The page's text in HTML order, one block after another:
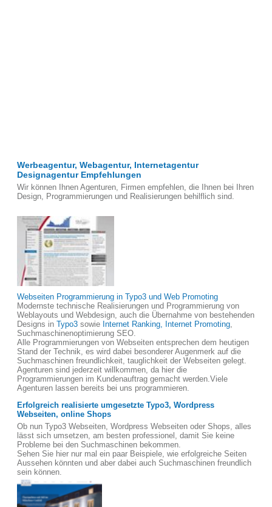
Werbeagentur, Webagentur, Internetagentur
Designagentur Empfehlungen
Wir können Ihnen Agenturen, Firmen empfehlen, die Ihnen bei Ihren
Design, Programmierungen und Realisierungen behilflich sind.
Webseiten Programmierung in Typo3 und Web Promoting
Modernste technische Realisierungen und Programmierung von
Weblayouts und Webdesign, auch die Übernahme von bestehenden
Designs in Typo3 sowie Internet Ranking, Internet Promoting,
Suchmaschinenoptimierung SEO.
Alle Programmierungen von Webseiten entsprechen dem heutigen
Stand der Technik, es wird dabei besonderer Augenmerk auf die
Suchmaschinen freundlichkeit, tauglichkeit der Webseiten gelegt.
Agenturen sind jederzeit willkommen, da hier die
Programmierungen im Kundenauftrag gemacht werden.Viele
Agenturen lassen bereits bei uns programmieren.
Erfolgreich realisierte umgesetzte Typo3, Wordpress
Webseiten, online Shops
Ob nun Typo3 Webseiten, Wordpress Webseiten oder Shops, alles
lässt sich umsetzen, am besten professionel, damit Sie keine
Probleme bei den Suchmaschinen bekommen.
Sehen Sie hier nur mal ein paar Beispiele, wie erfolgreiche Seiten
Aussehen könnten und aber dabei auch Suchmaschinen freundlich
sein können.